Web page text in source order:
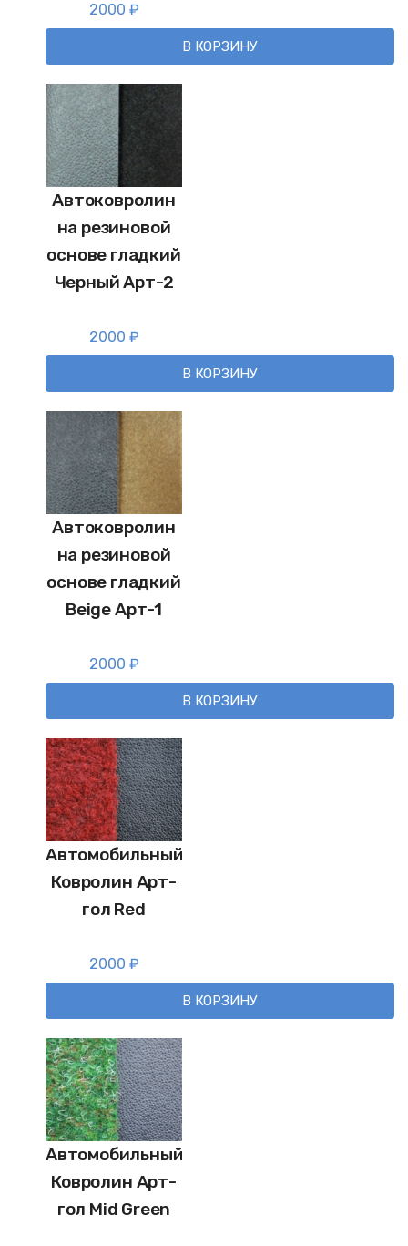
2000 ₽
В КОРЗИНУ
Автоковролин
на резиновой
основе гладкий
Черный Арт-2
2000 ₽
В КОРЗИНУ
Автоковролин
на резиновой
основе гладкий
Beige Арт-1
2000 ₽
В КОРЗИНУ
Автомобильный
Ковролин Арт-
гол Red
2000 ₽
В КОРЗИНУ
Автомобильный
Ковролин Арт-
гол Mid Green